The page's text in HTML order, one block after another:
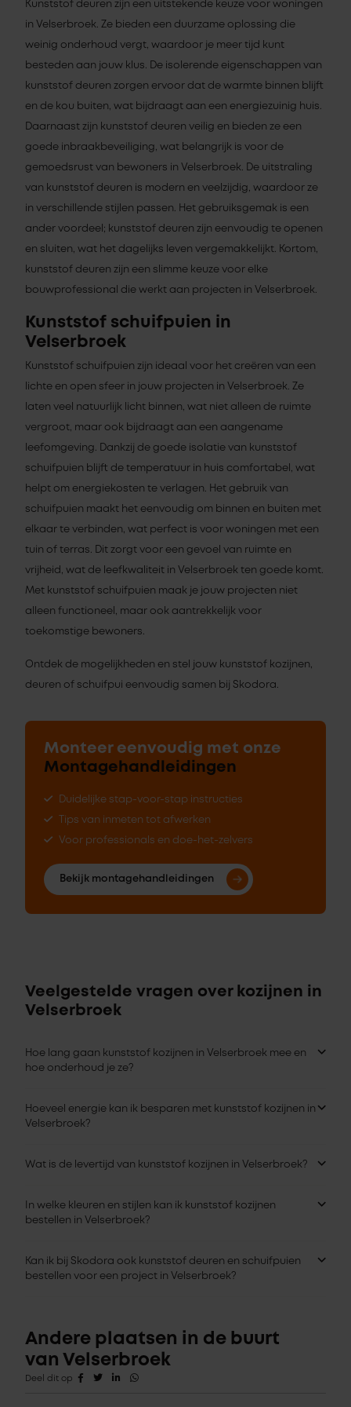
Kunststof deuren zijn een uitstekende keuze voor woningen
in Velserbroek. Ze bieden een duurzame oplossing die
weinig onderhoud vergt, waardoor je meer tijd kunt
besteden aan jouw klus. De isolerende eigenschappen van
kunststof deuren zorgen ervoor dat de warmte binnen blijft
en de kou buiten, wat bijdraagt aan een energiezuinig huis.
Daarnaast zijn kunststof deuren veilig en bieden ze een
goede inbraakbeveiliging, wat belangrijk is voor de
gemoedsrust van bewoners in Velserbroek. De uitstraling
van kunststof deuren is modern en veelzijdig, waardoor ze
in verschillende stijlen passen. Het gebruiksgemak is een
ander voordeel; kunststof deuren zijn eenvoudig te openen
en sluiten, wat het dagelijks leven vergemakkelijkt. Kortom,
kunststof deuren zijn een slimme keuze voor elke
bouwprofessional die werkt aan projecten in Velserbroek.
Kunststof schuifpuien in
Velserbroek
Kunststof schuifpuien zijn ideaal voor het creëren van een
lichte en open sfeer in jouw projecten in Velserbroek. Ze
laten veel natuurlijk licht binnen, wat niet alleen de ruimte
vergroot, maar ook bijdraagt aan een aangename
leefomgeving. Dankzij de goede isolatie van kunststof
schuifpuien blijft de temperatuur in huis comfortabel, wat
helpt om energiekosten te verlagen. Het gebruik van
schuifpuien maakt het eenvoudig om binnen en buiten met
elkaar te verbinden, wat perfect is voor woningen met een
tuin of terras. Dit zorgt voor een gevoel van ruimte en
vrijheid, wat de leefkwaliteit in Velserbroek ten goede komt.
Met kunststof schuifpuien maak je jouw projecten niet
alleen functioneel, maar ook aantrekkelijk voor
toekomstige bewoners.
Ontdek de mogelijkheden en stel jouw kunststof kozijnen,
deuren of schuifpui eenvoudig samen bij Skodora.
Monteer eenvoudig met onze
Montagehandleidingen
Duidelijke stap-voor-stap instructies
Tips van inmeten tot afwerken
Voor professionals en doe-het-zelvers
Bekijk montagehandleidingen
Veelgestelde vragen over kozijnen in
Velserbroek
Hoe lang gaan kunststof kozijnen in Velserbroek mee en
hoe onderhoud je ze?
Hoeveel energie kan ik besparen met kunststof kozijnen in
Velserbroek?
Wat is de levertijd van kunststof kozijnen in Velserbroek?
In welke kleuren en stijlen kan ik kunststof kozijnen
bestellen in Velserbroek?
Kan ik bij Skodora ook kunststof deuren en schuifpuien
bestellen voor een project in Velserbroek?
Andere plaatsen in de buurt
van Velserbroek
Deel dit op